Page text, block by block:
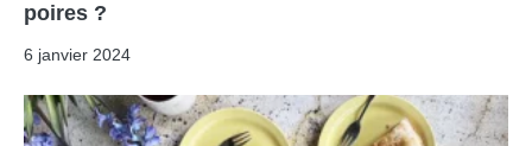
poires ?
6 janvier 2024